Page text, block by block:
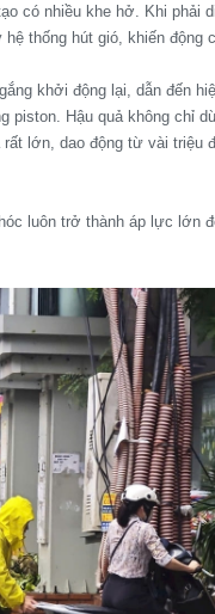
có nhiều khe hở. Khi phải
thống hút gió, khiến động
khởi động lại, dẫn đến
piston. Hậu quả không chỉ
lớn, dao động từ vài triệu
luôn trở thành áp lực lớn